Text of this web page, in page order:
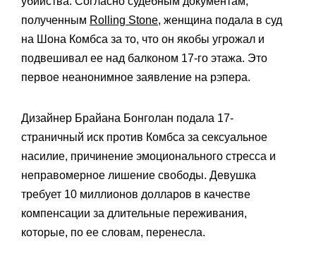
полученным Rolling Stone, женщина подала в суд
на Шона Комбса за то, что он якобы угрожал и
подвешивал ее над балконом 17-го этажа. Это
первое неанонимное заявление на рэпера.
Дизайнер Брайана Бонголан подала 17-
страничный иск против Комбса за сексуальное
насилие, причинение эмоционального стресса и
неправомерное лишение свободы. Девушка
требует 10 миллионов долларов в качестве
компенсации за длительные переживания,
которые, по ее словам, перенесла.